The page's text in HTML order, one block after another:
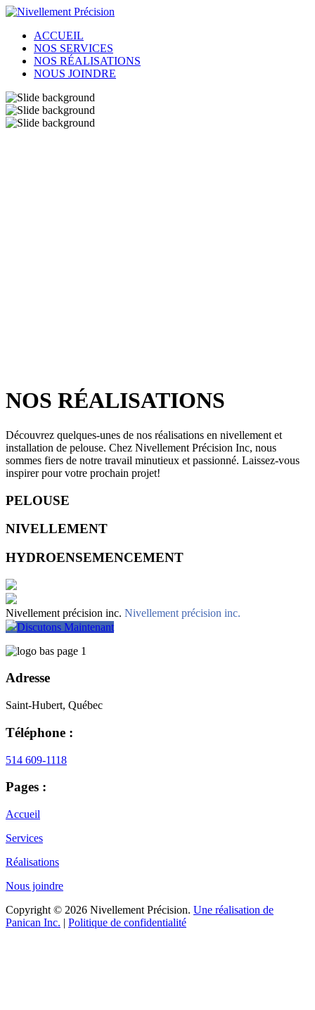
ACCUEIL
NOS SERVICES
NOS RÉALISATIONS
NOUS JOINDRE
NOS RÉALISATIONS
Découvrez quelques-unes de nos réalisations en nivellement et
installation de pelouse. Chez Nivellement Précision Inc, nous
sommes fiers de notre travail minutieux et passionné. Laissez-vous
inspirer pour votre prochain projet!
PELOUSE
NIVELLEMENT
HYDROENSEMENCEMENT
Nivellement précision inc. Nivellement précision inc.
Discutons Maintenant
Adresse
Saint-Hubert, Québec
Téléphone :
514 609-1118
Pages :
Accueil
Services
Réalisations
Nous joindre
Copyright © 2026 Nivellement Précision. Une réalisation de
Panican Inc. | Politique de confidentialité